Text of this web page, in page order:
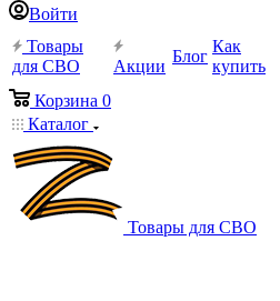
Войти
Товары
для СВО
Акции
Блог
Как
купить
Корзина 0
Каталог
Товары для СВО